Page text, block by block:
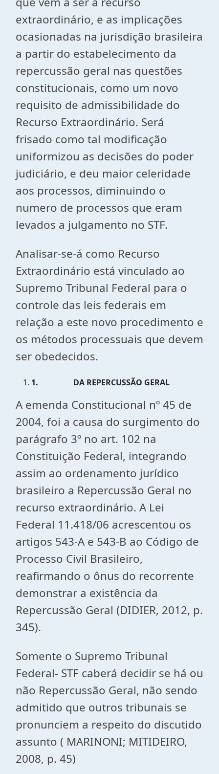
extraordinário, e as implicações
ocasionadas na jurisdição brasileira
a partir do estabelecimento da
repercussão geral nas questões
constitucionais, como um novo
requisito de admissibilidade do
Recurso Extraordinário. Será
frisado como tal modificação
uniformizou as decisões do poder
judiciário, e deu maior celeridade
aos processos, diminuindo o
numero de processos que eram
levados a julgamento no STF.
Analisar-se-á como Recurso
Extraordinário está vinculado ao
Supremo Tribunal Federal para o
controle das leis federais em
relação a este novo procedimento e
os métodos processuais que devem
ser obedecidos.
1. DA REPERCUSSÃO GERAL
A emenda Constitucional nº 45 de
2004, foi a causa do surgimento do
parágrafo 3º no art. 102 na
Constituição Federal, integrando
assim ao ordenamento jurídico
brasileiro a Repercussão Geral no
recurso extraordinário. A Lei
Federal 11.418/06 acrescentou os
artigos 543-A e 543-B ao Código de
Processo Civil Brasileiro,
reafirmando o ônus do recorrente
demonstrar a existência da
Repercussão Geral (DIDIER, 2012, p.
345).
Somente o Supremo Tribunal
Federal- STF caberá decidir se há ou
não Repercussão Geral, não sendo
admitido que outros tribunais se
pronunciem a respeito do discutido
assunto ( MARINONI; MITIDEIRO,
2008, p. 45)